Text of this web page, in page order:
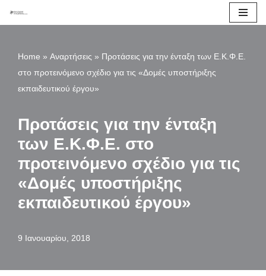
Home » Αναρτήσεις » Προτάσεις για την ένταξη των Ε.Κ.Φ.Ε.
στο προτεινόμενο σχέδιο για τις «Δομές υποστήριξης
εκπαιδευτικού έργου»
Προτάσεις για την ένταξη
των Ε.Κ.Φ.Ε. στο
προτεινόμενο σχέδιο για τις
«Δομές υποστήριξης
εκπαιδευτικού έργου»
9 Ιανουαρίου, 2018